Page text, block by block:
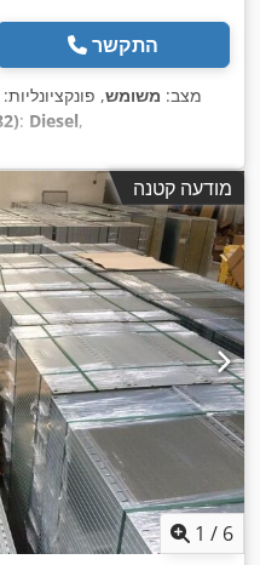
התקשר
מצב: משומש, פונקציונליות:
(59.82 כ"ס), סוג הנעה: Diesel,
מודעה קטנה
1 / 6